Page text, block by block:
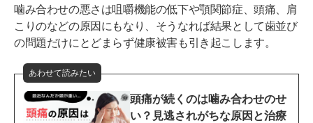
噛み合わせの悪さは咀嚼機能の低下や顎関節症、頭痛、肩
こりのなどの原因にもなり、そうなれば結果として歯並び
の問題だけにとどまらず健康被害も引き起こします。
あわせて読みたい
頭痛が続くのは噛み合わせのせ
い？見逃されがちな原因と治療